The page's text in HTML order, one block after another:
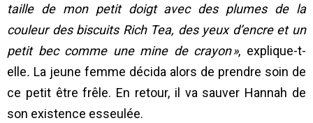
taille de mon petit doigt avec des plumes de la
couleur des biscuits Rich Tea, des yeux d’encre et un
petit bec comme une mine de crayon », explique-t-
elle. La jeune femme décida alors de prendre soin de
ce petit être frêle. En retour, il va sauver Hannah de
son existence esseulée.